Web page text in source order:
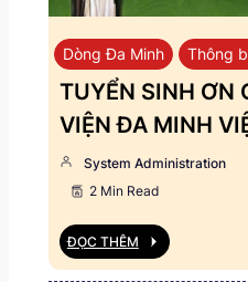
Dòng Đa Minh Thông
TUYỂN SINH ƠN
VIỆN ĐA MINH
System Administration
2 Min Read
ĐỌC THÊM